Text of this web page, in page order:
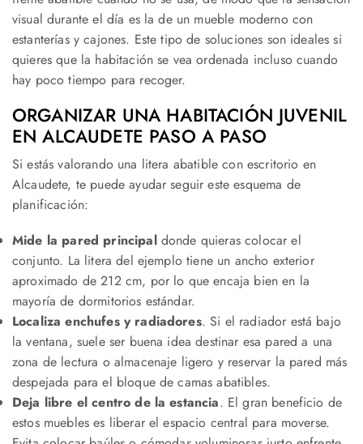
visual durante el día es la de un mueble moderno con
estanterías y cajones. Este tipo de soluciones son ideales si
quieres que la habitación se vea ordenada incluso cuando
hay poco tiempo para recoger.
ORGANIZAR UNA HABITACIÓN JUVENIL
EN ALCAUDETE PASO A PASO
Si estás valorando una litera abatible con escritorio en
Alcaudete, te puede ayudar seguir este esquema de
planificación:
Mide la pared principaldonde quieras colocar el
conjunto. La litera del ejemplo tiene un ancho exterior
aproximado de 212 cm, por lo que encaja bien en la
mayoría de dormitorios estándar.
Localiza enchufes y radiadores. Si el radiador está bajo
la ventana, suele ser buena idea destinar esa pared a una
zona de lectura o almacenaje ligero y reservar la pared más
despejada para el bloque de camas abatibles.
Deja libre el centro de la estancia. El gran beneficio de
estos muebles es liberar el espacio central para moverse.